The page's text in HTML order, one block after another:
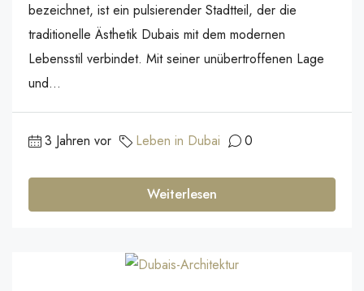
bezeichnet, ist ein pulsierender Stadtteil, der die
traditionelle Ästhetik Dubais mit dem modernen
Lebensstil verbindet. Mit seiner unübertroffenen Lage
und...
3 Jahren vor Leben in Dubai 0
Weiterlesen